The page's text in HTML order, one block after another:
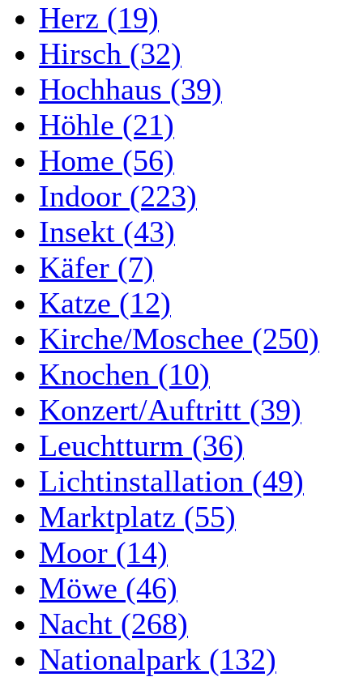
Herz (19)
Hirsch (32)
Hochhaus (39)
Höhle (21)
Home (56)
Indoor (223)
Insekt (43)
Käfer (7)
Katze (12)
Kirche/Moschee (250)
Knochen (10)
Konzert/Auftritt (39)
Leuchtturm (36)
Lichtinstallation (49)
Marktplatz (55)
Moor (14)
Möwe (46)
Nacht (268)
Nationalpark (132)